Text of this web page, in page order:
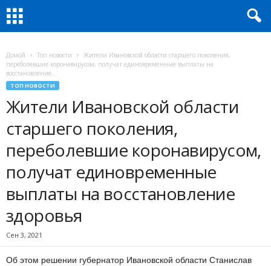
Домой Топ новости
Жители Ивановской области старшего поколения,
переболевшие коронавирусом, получат единовременные выплаты на
восстановление...
ТОП НОВОСТИ
Жители Ивановской области
старшего поколения,
переболевшие коронавирусом,
получат единовременные
выплаты на восстановление
здоровья
Сен 3, 2021
Об этом решении губернатор Ивановской области Станислав